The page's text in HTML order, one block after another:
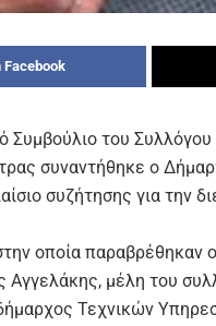
Facebook
Συμβούλιο του
συναντήθηκε ο
συζήτησης για την
οποία παραβρέθηκαν
Αγγελάκης, μέλη του
Τεχνικών